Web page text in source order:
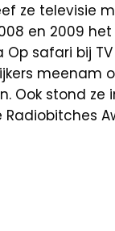
ze televisie
en 2009 het
safari bij
meenam
Ook stond ze